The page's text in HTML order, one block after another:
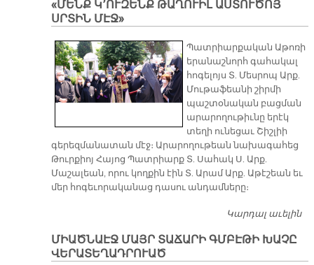
«ՄԵՆՔ Կ՚ՈՒԶԵՆՔ ԹԱՂՈՒԻԼ ԱՍՏՈՒԾՈՅ
ՍՐՏԻՆ ՄԷՋ»
Պատրիարքական Աթոռի
երանաշնորհ գահակալ
հոգելոյս Տ. Մեսրոպ Արք.
Մութաֆեանի շիրմի
պաշտօնական բացման
արարողութիւնը երէկ
տեղի ունեցաւ Շիշլիի
գերեզմանատան մէջ։ Արարողութեան նախագահեց
Թուրքիոյ Հայոց Պատրիարք Տ. Սահակ Ս. Արք.
Մաշալեան, որու կողքին էին Տ. Արամ Արք. Աթէշեան եւ
մեր հոգեւորականաց դասու անդամները։
Կարդալ աւելին
ՄԻԱԾՆԱԷՋ ՄԱՅՐ ՏԱՃԱՐԻ ԳՄԲԷԹԻ ԽԱՉԸ
ՎԵՐԱՏԵՂԱԴՐՈՒԱԾ